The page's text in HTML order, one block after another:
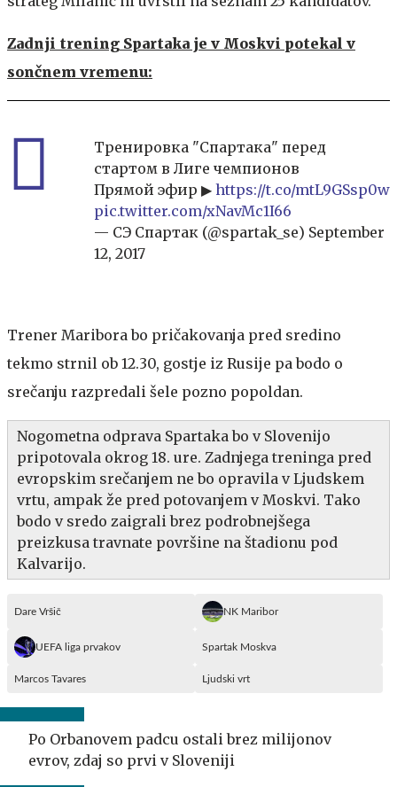
Zadnji trening Spartaka je v Moskvi potekal v
sončnem vremenu:
Тренировка "Спартака" перед
стартом в Лиге чемпионов
Прямой эфир ▶ https://t.co/mtL9GSsp0w
pic.twitter.com/xNavMc1I66
— СЭ Спартак (@spartak_se) September
12, 2017
Trener Maribora bo pričakovanja pred sredino
tekmo strnil ob 12.30, gostje iz Rusije pa bodo o
srečanju razpredali šele pozno popoldan.
Nogometna odprava Spartaka bo v Slovenijo
pripotovala okrog 18. ure. Zadnjega treninga pred
evropskim srečanjem ne bo opravila v Ljudskem
vrtu, ampak že pred potovanjem v Moskvi. Tako
bodo v sredo zaigrali brez podrobnejšega
preizkusa travnate površine na štadionu pod
Kalvarijo.
Dare Vršič NK Maribor
UEFA liga prvakov Spartak Moskva
Marcos Tavares Ljudski vrt
Po Orbanovem padcu ostali brez milijonov
evrov, zdaj so prvi v Sloveniji